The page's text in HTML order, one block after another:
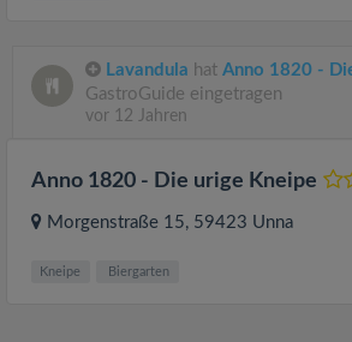
Lavandula hat Anno 1820 -
GastroGuide eingetragen
vor 12 Jahren
Anno 1820 - Die urige Kneipe
Morgenstraße 15, 59423 Unna
Kneipe Biergarten